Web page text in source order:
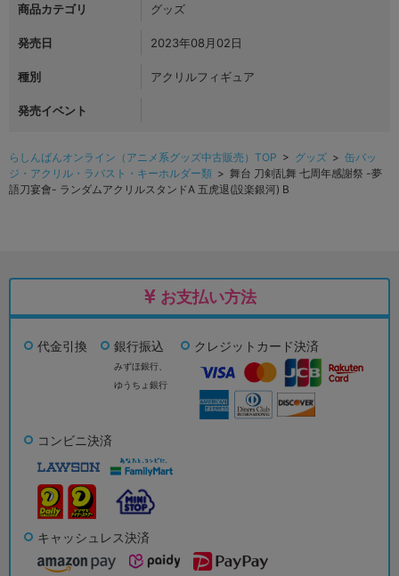
商品カテゴリ グッズ
発売日 2023年08月02日
種別 アクリルフィギュア
発売イベント
らしんばんオンライン（アニメ系グッズ中古販売）TOP > グッズ > 缶バッ
ジ・アクリル・ラバスト・キーホルダー類 > 舞台 刀剣乱舞 七周年感謝祭 -夢
語刀宴會- ランダムアクリルスタンドA 五虎退(設楽銀河) B
お支払い方法
代金引換 銀行振込
みずほ銀行、
ゆうちょ銀行
クレジットカード決済
コンビニ決済
キャッシュレス決済